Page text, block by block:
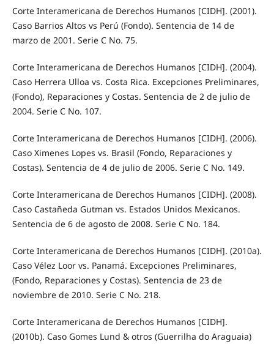
Corte Interamericana de Derechos Humanos [CIDH]. (2001).
Caso Barrios Altos vs Perú (Fondo). Sentencia de 14 de
marzo de 2001. Serie C No. 75.
Corte Interamericana de Derechos Humanos [CIDH]. (2004).
Caso Herrera Ulloa vs. Costa Rica. Excepciones Preliminares,
(Fondo), Reparaciones y Costas. Sentencia de 2 de julio de
2004. Serie C No. 107.
Corte Interamericana de Derechos Humanos [CIDH]. (2006).
Caso Ximenes Lopes vs. Brasil (Fondo, Reparaciones y
Costas). Sentencia de 4 de julio de 2006. Serie C No. 149.
Corte Interamericana de Derechos Humanos [CIDH]. (2008).
Caso Castañeda Gutman vs. Estados Unidos Mexicanos.
Sentencia de 6 de agosto de 2008. Serie C No. 184.
Corte Interamericana de Derechos Humanos [CIDH]. (2010a).
Caso Vélez Loor vs. Panamá. Excepciones Preliminares,
(Fondo, Reparaciones y Costas). Sentencia de 23 de
noviembre de 2010. Serie C No. 218.
Corte Interamericana de Derechos Humanos [CIDH].
(2010b). Caso Gomes Lund & otros (Guerrilha do Araguaia)